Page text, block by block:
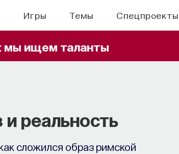
Игры Темы Спецпроекты
мы ищем таланты
реальность
сложился образ римской